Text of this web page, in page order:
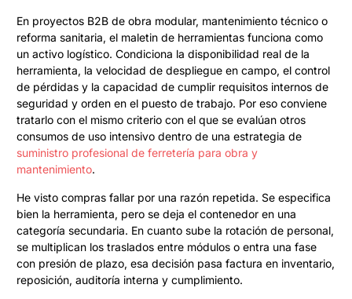
En proyectos B2B de obra modular, mantenimiento técnico o
reforma sanitaria, el maletin de herramientas funciona como
un activo logístico. Condiciona la disponibilidad real de la
herramienta, la velocidad de despliegue en campo, el control
de pérdidas y la capacidad de cumplir requisitos internos de
seguridad y orden en el puesto de trabajo. Por eso conviene
tratarlo con el mismo criterio con el que se evalúan otros
consumos de uso intensivo dentro de una estrategia de
suministro profesional de ferretería para obra y
mantenimiento.
He visto compras fallar por una razón repetida. Se especifica
bien la herramienta, pero se deja el contenedor en una
categoría secundaria. En cuanto sube la rotación de personal,
se multiplican los traslados entre módulos o entra una fase
con presión de plazo, esa decisión pasa factura en inventario,
reposición, auditoría interna y cumplimiento.